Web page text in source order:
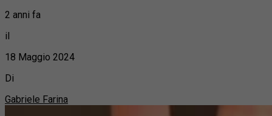
2 anni fa
il
18 Maggio 2024
Di
Gabriele Farina